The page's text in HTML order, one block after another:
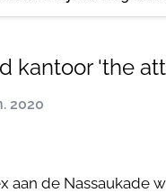
kantoor 'the
2020
aan de Nassaukade